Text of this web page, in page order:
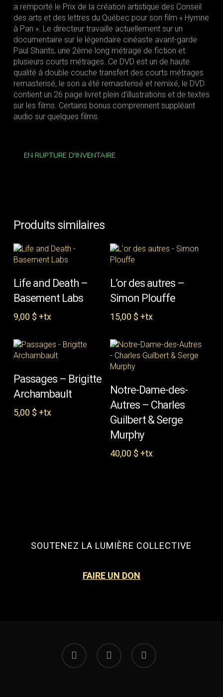
a remporté le Prix de la création artistique des Conseil
des arts et des lettres du Québec pour son film « Hymne
à Pan ». Le directeur travaille actuellement sur un
documentaire sur le légendaire cinéaste avant-garde
Paul Sharits, une 2ème long métrage de fiction et
plusieurs courts métrages. Ce DVD est un de haute
qualité à double couche transfert des courts métrages
remasterisé, le son a été remasterisé et remixé, le DVD
contient un 26 page livret plein d’illustrations et de textes
sur les films. Certains bonus comprennent suppléant
audio sur quelques films.
EN RUPTURE D'INVENTAIRE
Produits similaires
Life and Death –
Basement Labs
9,00 $ +tx
L’or des autres –
Simon Plouffe
15,00 $ +tx
Passages – Brigitte
Archambault
5,00 $ +tx
Notre-Dame-des-
Autres – Charles
Guilbert & Serge
Murphy
40,00 $ +tx
SOUTENEZ LA LUMIÈRE COLLECTIVE
FAIRE UN DON
facebook instagram email